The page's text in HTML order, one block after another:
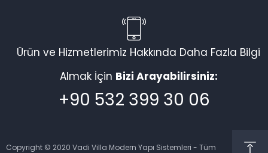
Ürün ve Hizmetlerimiz Hakkında Daha Fazla Bilgi
Almak İçin Bizi Arayabilirsiniz:
+90 532 399 30 06
Copyright © 2020 Vadi Villa Modern Yapı Sistemleri - Tüm
Vadi Villa Canlı Destek